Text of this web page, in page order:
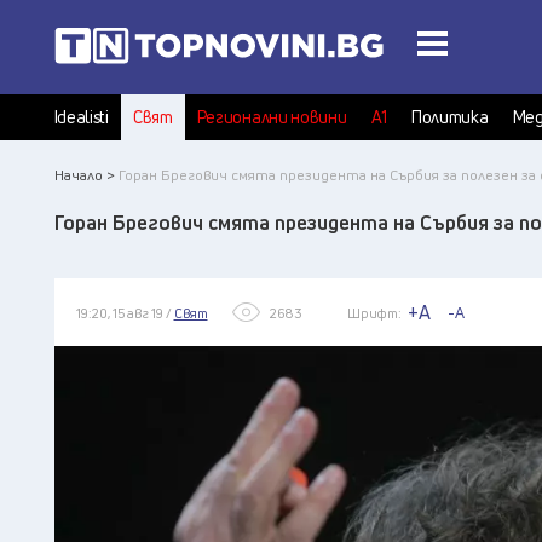
Idealisti Свят Регионални новини А1 Политика
Начало > Горан Брегович смята президента на Сърбия за полезен
Горан Брегович смята президента на Сърбия за
19:20, 15 авг 19 / Свят 2683 Шрифт: +A -A